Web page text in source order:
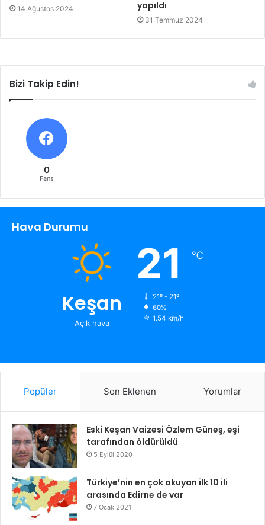
14 Ağustos 2024 yapıldı
31 Temmuz 2024
Bizi Takip Edin!
0
Fans
Hava Durumu
Keşan
Açık hava
21 ℃
21º - 21º
60%
1.54 km/h
Popüler Son Eklenen Yorumlar
Eski Keşan Vaizesi Özlem Güneş, eşi
tarafından öldürüldü
5 Eylül 2020
Türkiye’nin en çok okuyan ilk 10 ili
arasında Edirne de var
7 Ocak 2021